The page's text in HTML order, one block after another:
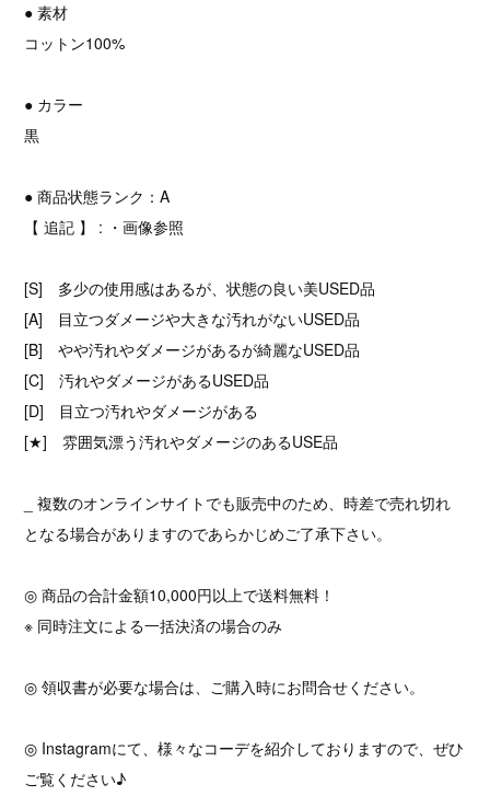
● 素材
コットン100%
● カラー
黒
● 商品状態ランク：A
【 追記 】 : ・画像参照
[S] 多少の使用感はあるが、状態の良い美USED品
[A] 目立つダメージや大きな汚れがないUSED品
[B] やや汚れやダメージがあるが綺麗なUSED品
[C] 汚れやダメージがあるUSED品
[D] 目立つ汚れやダメージがある
[★] 雰囲気漂う汚れやダメージのあるUSE品
_ 複数のオンラインサイトでも販売中のため、時差で売れ切れ
となる場合がありますのであらかじめご了承下さい。
◎ 商品の合計金額10,000円以上で送料無料！
※ 同時注文による一括決済の場合のみ
◎ 領収書が必要な場合は、ご購入時にお問合せください。
◎ Instagramにて、様々なコーデを紹介しておりますので、ぜひ
ご覧ください♪